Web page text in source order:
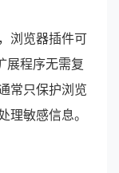
浏览器插件可
展程序无需复
常只保护浏览
理敏感信息。